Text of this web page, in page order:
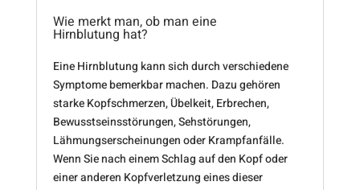
Wie merkt man, ob man eine
Hirnblutung hat?
Eine Hirnblutung kann sich durch verschiedene
Symptome bemerkbar machen. Dazu gehören
starke Kopfschmerzen, Übelkeit, Erbrechen,
Bewusstseinsstörungen, Sehstörungen,
Lähmungserscheinungen oder Krampfanfälle.
Wenn Sie nach einem Schlag auf den Kopf oder
einer anderen Kopfverletzung eines dieser